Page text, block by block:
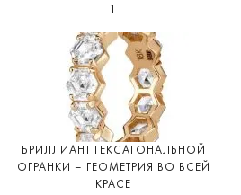
1
БРИЛЛИАНТ ГЕКСАГОНАЛЬНОЙ
ОГРАНКИ – ГЕОМЕТРИЯ ВО ВСЕЙ
КРАСЕ